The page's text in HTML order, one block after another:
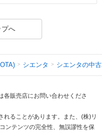
プへ
シエンタ シエンタの中
販売店にお問い合わせくださ
ることがあります。また、(株)リ
ンテンツの完全性、無誤謬性を保